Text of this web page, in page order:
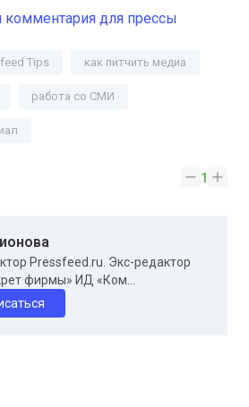
комментария для прессы
Tips как питчить медиа
работа со СМИ
1
Pressfeed.ru. Экс-редактор
фирмы» ИД «Ком...